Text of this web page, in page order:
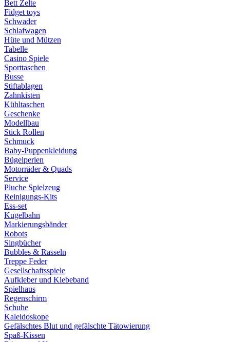
Bett Zelte
Fidget toys
Schwader
Schlafwagen
Hüte und Mützen
Tabelle
Casino Spiele
Sporttaschen
Busse
Stiftablagen
Zahnkisten
Kühltaschen
Geschenke
Modellbau
Stick Rollen
Schmuck
Baby-Puppenkleidung
Bügelperlen
Motorräder & Quads
Service
Pluche Spielzeug
Reinigungs-Kits
Ess-set
Kugelbahn
Markierungsbänder
Robots
Singbücher
Bubbles & Rasseln
Treppe Feder
Gesellschaftsspiele
Aufkleber und Klebeband
Spielhaus
Regenschirm
Schuhe
Kaleidoskope
Gefälschtes Blut und gefälschte Tätowierung
Spaß-Kissen